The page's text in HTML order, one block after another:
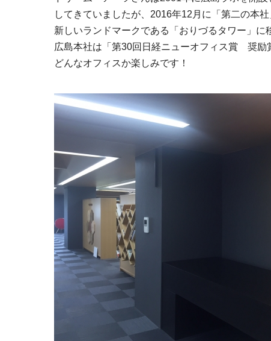
してきていましたが、2016年12月に「第二の本
新しいランドマークである「おりづるタワー」に
広島本社は「第30回日経ニューオフィス賞 奨励
どんなオフィスか楽しみです！